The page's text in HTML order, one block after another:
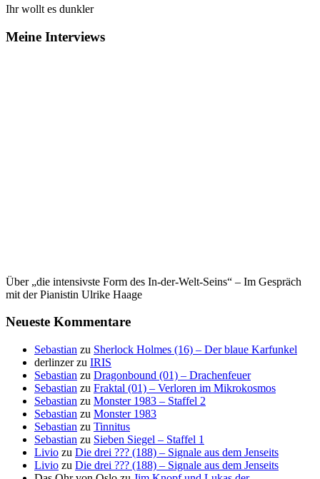
Ihr wollt es dunkler
Meine Interviews
Über „die intensivste Form des In-der-Welt-Seins“ – Im Gespräch
mit der Pianistin Ulrike Haage
Neueste Kommentare
Sebastian zu Sherlock Holmes (16) – Der blaue Karfunkel
derlinzerzu IRIS
Sebastian zu Dragonbound (01) – Drachenfeuer
Sebastian zu Fraktal (01) – Verloren im Mikrokosmos
Sebastian zu Monster 1983 – Staffel 2
Sebastian zu Monster 1983
Sebastian zu Tinnitus
Sebastian zu Sieben Siegel – Staffel 1
Livio zu Die drei ??? (188) – Signale aus dem Jenseits
Livio zu Die drei ??? (188) – Signale aus dem Jenseits